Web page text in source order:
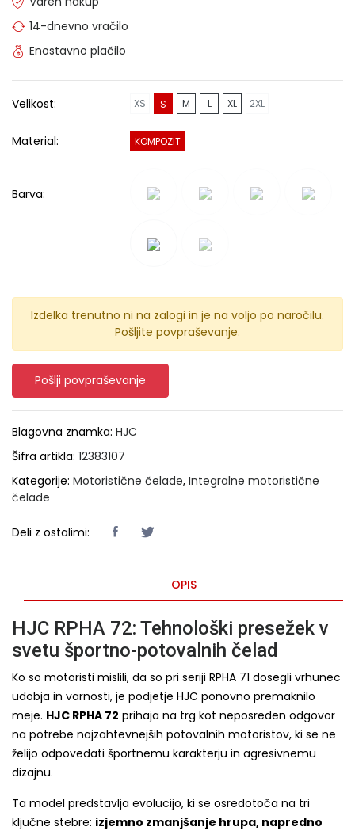
14-dnevno vračilo
Enostavno plačilo
Velikost: XS S M L XL 2XL
Material: KOMPOZIT
Barva:
Izdelka trenutno ni na zalogi in je na voljo po naročilu.
Pošljite povpraševanje.
Pošlji povpraševanje
Blagovna znamka: HJC
Šifra artikla: 12383107
Kategorije: Motoristične čelade, Integralne motoristične
čelade
Deli z ostalimi:
OPIS
HJC RPHA 72: Tehnološki presežek v
svetu športno-potovalnih čelad
Ko so motoristi mislili, da so pri seriji RPHA 71 dosegli vrhunec
udobja in varnosti, je podjetje HJC ponovno premaknilo
meje. HJC RPHA 72 prihaja na trg kot neposreden odgovor
na potrebe najzahtevnejših potovalnih motoristov, ki se ne
želijo odpovedati športnemu karakterju in agresivnemu
dizajnu.
Ta model predstavlja evolucijo, ki se osredotoča na tri
ključne stebre: izjemno zmanjšanje hrupa, napredno